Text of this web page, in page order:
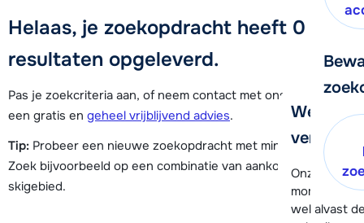
We
verder!
Onze
moment
wel alvast
Helaas, je zoekopdracht heeft 0
resultaten opgeleverd.
Pas je zoekcriteria aan, of neem contact met ons op voor
een gratis en geheel vrijblijvend advies.
Tip: Probeer een nieuwe zoekopdracht met minder criteria.
Zoek bijvoorbeeld op een combinatie van aankomstdatum en
skigebied.